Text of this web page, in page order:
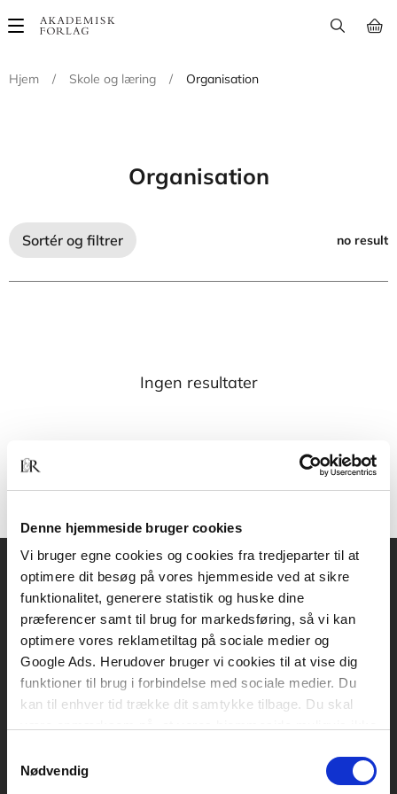
Denne hjemmeside bruger cookies
Vi bruger egne cookies og cookies fra tredjeparter til at
optimere dit besøg på vores hjemmeside ved at sikre
funktionalitet, generere statistik og huske dine
præferencer samt til brug for markedsføring, så vi kan
optimere vores reklametiltag på sociale medier og
Google Ads. Herudover bruger vi cookies til at vise dig
funktioner til brug i forbindelse med sociale medier. Du
kan til enhver tid trække dit samtykke tilbage. Du skal
tilbagetrækker et samtykke.
Nødvendig
Main
Hjem
/ Skole og læring / Organisation
Organisation
Sortér og filtrer no result
Ingen resultater
Akademisk Forlag
Vognmagergade 11
1120 København K
CVR 76351910
Kontakt kundeservice